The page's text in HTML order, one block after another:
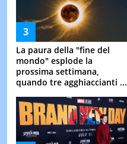
La paura della "fine del
mondo" esplode la
prossima settimana,
quando tre agghiaccianti ...